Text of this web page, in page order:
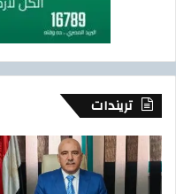
تريندات